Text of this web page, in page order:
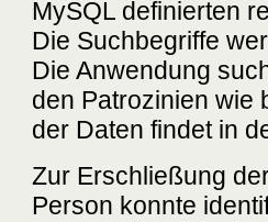
MySQL definierten
Die Suchbegriffe
Die Anwendung
den Patrozinien wie
der Daten findet in
Zur Erschließung
Person konnte